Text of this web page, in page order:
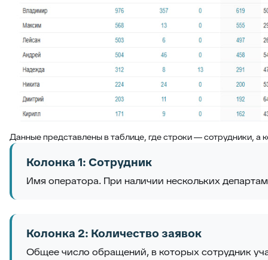
Данные представлены в таблице, где строки — сотрудники, а
Колонка 1: Сотрудник
Имя оператора. При наличии нескольких
Колонка 2: Количество заявок
Общее число обращений, в которых сотрудник